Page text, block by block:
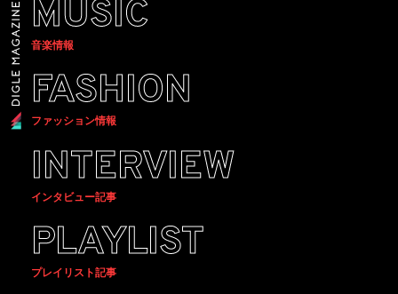
MUSIC
音楽情報
FASHION
ファッション情報
INTERVIEW
インタビュー記事
PLAYLIST
プレイリスト記事